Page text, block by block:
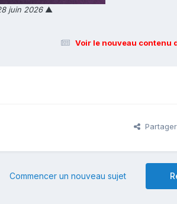
juin 2026▲
Voir le nouveau contenu
Partager
Commencer un nouveau sujet